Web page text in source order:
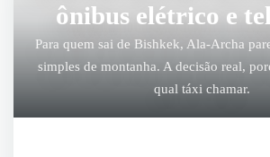
ônibus elétrico e
Para quem sai de Bishkek, Ala-Archa
simples de montanha. A decisão real,
qual táxi chamar.